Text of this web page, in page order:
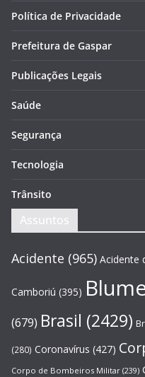
Política de Privacidade
Prefeitura de Gaspar
Publicações Legais
Saúde
Segurança
Tecnologia
Trânsito
Assuntos
Acidente (965) Acidente
Camboriú (395)
(679) Brasil (2429)
(280) Coronavírus (427)
Corpo de Bombeiros Militar (239)